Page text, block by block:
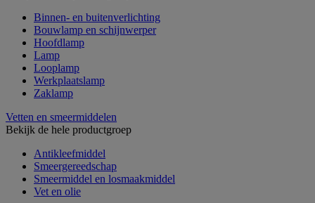
Binnen- en buitenverlichting
Bouwlamp en schijnwerper
Hoofdlamp
Lamp
Looplamp
Werkplaatslamp
Zaklamp
Vetten en smeermiddelen
Bekijk de hele productgroep
Antikleefmiddel
Smeergereedschap
Smeermiddel en losmaakmiddel
Vet en olie